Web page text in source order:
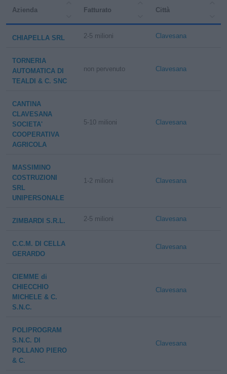
Azienda Fatturato Città
CHIAPELLA SRL 2-5 milioni Clavesana
TORNERIA
AUTOMATICA DI
TEALDI & C. SNC
non pervenuto Clavesana
CANTINA
CLAVESANA
SOCIETA'
COOPERATIVA
AGRICOLA
5-10 milioni Clavesana
MASSIMINO
COSTRUZIONI
SRL
UNIPERSONALE
1-2 milioni Clavesana
ZIMBARDI S.R.L. 2-5 milioni Clavesana
C.C.M. DI CELLA
GERARDO
Clavesana
CIEMME di
CHIECCHIO
MICHELE & C.
S.N.C.
Clavesana
POLIPROGRAM
S.N.C. DI
POLLANO PIERO
& C.
Clavesana